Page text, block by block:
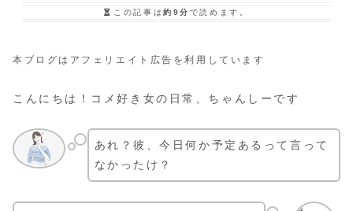
この記事は約9分 で読めます。
本ブログはアフェリエイト広告を利用しています
こんにちは！コメ好き女の日常、ちゃんしーです
あれ？彼、今日何か予定あるって言って
なかったけ？